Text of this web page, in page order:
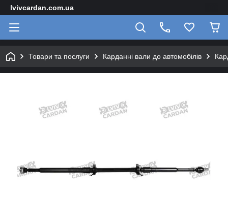
lvivcardan.com.ua
Товари та послуги Карданні вали до автомобілів